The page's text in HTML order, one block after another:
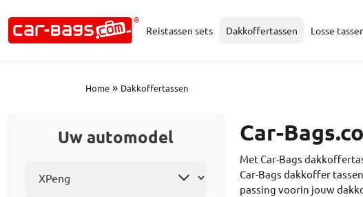
Reistassen sets Dakkoffertassen Losse
Home » Dakkoffertassen
Uw automodel Car-
Met Car-Bags
Car-Bags dakkoffer
passing voorin jouw